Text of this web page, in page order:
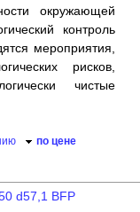
окружающей
контроль
мероприятия,
рисков,
чистые
по цене
d57,1 BFP